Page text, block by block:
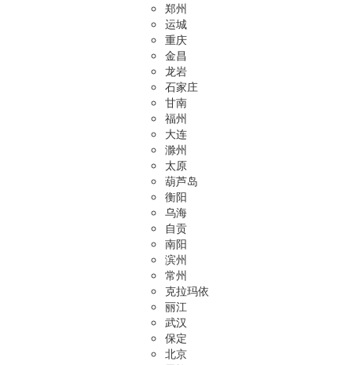
郑州
运城
重庆
金昌
龙岩
石家庄
甘南
福州
大连
滁州
太原
葫芦岛
衡阳
乌海
自贡
南阳
滨州
常州
克拉玛依
丽江
武汉
保定
北京